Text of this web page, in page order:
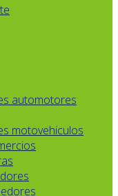
automotores
motovehiculos